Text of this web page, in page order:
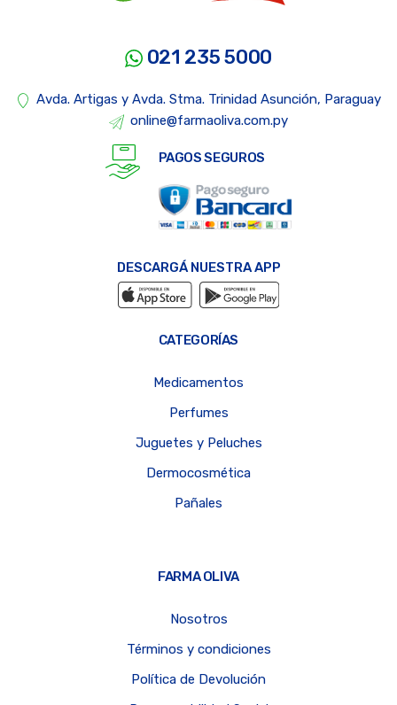
021 235 5000
Avda. Artigas y Avda. Stma. Trinidad Asunción, Paraguay
online@farmaoliva.com.py
PAGOS SEGUROS
DESCARGÁ NUESTRA APP
CATEGORÍAS
Medicamentos
Perfumes
Juguetes y Peluches
Dermocosmética
Pañales
FARMA OLIVA
Nosotros
Términos y condiciones
Política de Devolución